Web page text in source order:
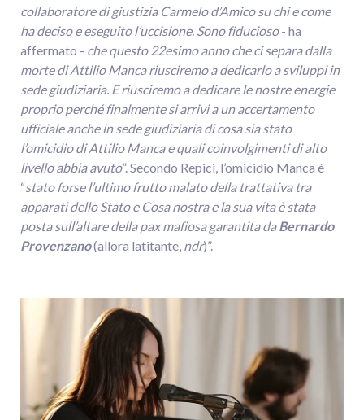
collaboratore di giustizia Carmelo d’Amico su chi e come
ha deciso e eseguito l’uccisione. Sono fiducioso- ha
affermato - che questo 22esimo anno che ci separa dalla
morte di Attilio Manca riusciremo a dedicarlo a sviluppi in
sede giudiziaria. E riusciremo a dedicare le nostre energie
proprio perché finalmente si arrivi a un accertamento
ufficiale anche in sede giudiziaria di cosa sia stato
l’omicidio di Attilio Manca e quali coinvolgimenti di alto
livello abbia avuto”. Secondo Repici, l’omicidio Manca è
“stato forse l’ultimo frutto malato della trattativa tra
apparati dello Stato e Cosa nostra e la sua vita è stata
posta sull’altare della pax mafiosa garantita daBernardo
Provenzano(allora latitante, ndr)”.